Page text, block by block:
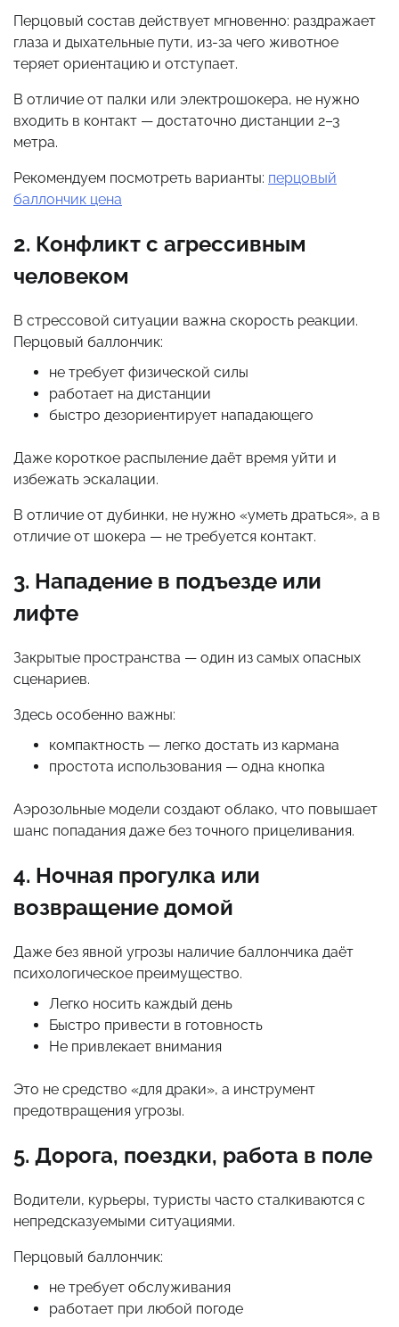
Перцовый состав действует мгновенно: раздражает
глаза и дыхательные пути, из-за чего животное
теряет ориентацию и отступает.
В отличие от палки или электрошокера, не нужно
входить в контакт — достаточно дистанции 2–3
метра.
Рекомендуем посмотреть варианты: перцовый
баллончик цена
2. Конфликт с агрессивным
человеком
В стрессовой ситуации важна скорость реакции.
Перцовый баллончик:
не требует физической силы
работает на дистанции
быстро дезориентирует нападающего
Даже короткое распыление даёт время уйти и
избежать эскалации.
В отличие от дубинки, не нужно «уметь драться», а в
отличие от шокера — не требуется контакт.
3. Нападение в подъезде или
лифте
Закрытые пространства — один из самых опасных
сценариев.
Здесь особенно важны:
компактность — легко достать из кармана
простота использования — одна кнопка
Аэрозольные модели создают облако, что повышает
шанс попадания даже без точного прицеливания.
4. Ночная прогулка или
возвращение домой
Даже без явной угрозы наличие баллончика даёт
психологическое преимущество.
Легко носить каждый день
Быстро привести в готовность
Не привлекает внимания
Это не средство «для драки», а инструмент
предотвращения угрозы.
5. Дорога, поездки, работа в поле
Водители, курьеры, туристы часто сталкиваются с
непредсказуемыми ситуациями.
Перцовый баллончик:
не требует обслуживания
работает при любой погоде